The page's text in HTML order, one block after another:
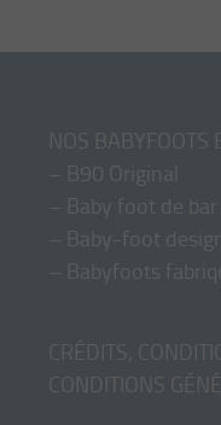
NOS BABYFOOTS
– B90 Original
– Baby foot de
– Baby-foot
– Babyfoots
CRÉDITS,
CONDITIONS